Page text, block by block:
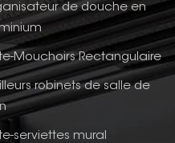
de douche en
Mouchoirs Rectangulaire
robinets de salle de
serviettes mural